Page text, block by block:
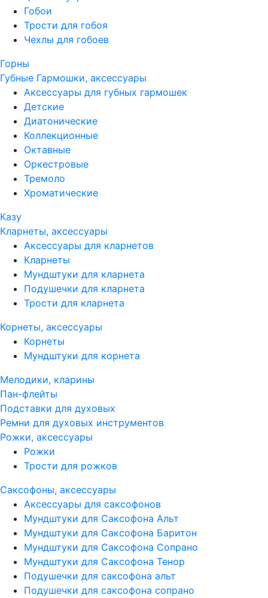
Гобои
Трости для гобоя
Чехлы для гобоев
Горны
Губные Гармошки, аксессуары
Аксессуары для губных гармошек
Детские
Диатонические
Коллекционные
Октавные
Оркестровые
Тремоло
Хроматические
Казу
Кларнеты, аксессуары
Аксессуары для кларнетов
Кларнеты
Мундштуки для кларнета
Подушечки для кларнета
Трости для кларнета
Корнеты, аксессуары
Корнеты
Мундштуки для корнета
Мелодики, кларины
Пан-флейты
Подставки для духовых
Ремни для духовых инструментов
Рожки, аксессуары
Рожки
Трости для рожков
Саксофоны, аксессуары
Аксессуары для саксофонов
Мундштуки для Саксофона Альт
Мундштуки для Саксофона Баритон
Мундштуки для Саксофона Сопрано
Мундштуки для Саксофона Тенор
Подушечки для саксофона альт
Подушечки для саксофона сопрано